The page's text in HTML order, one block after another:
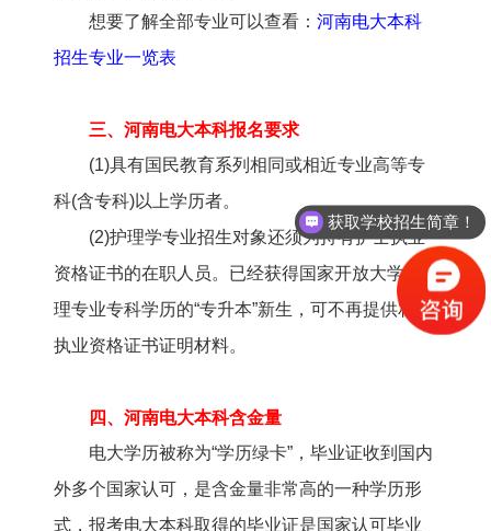
想要了解全部专业可以查看： 河南电大本科
招生专业一览表
三、河南电大本科报名要求
(1)具有国民教育系列相同或相近专业高等专
科(含专科)以上学历者。
(2)护理学专业招生对象还须为持有护士执业
资格证书的在职人员。已经获得国家开放大学护
理专业专科学历的“专升本”新生，可不再提供相关
执业资格证书证明材料。
四、河南电大本科含金量
电大学历被称为“学历绿卡”，毕业证收到国内
外多个国家认可，是含金量非常高的一种学历形
式，报考电大本科取得的毕业证是国家认可毕业
获取学校招生简章！